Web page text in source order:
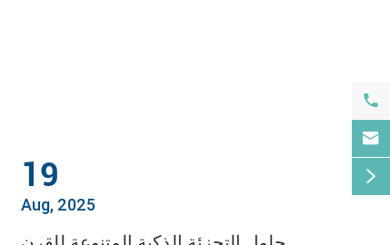
19
Aug, 2025


